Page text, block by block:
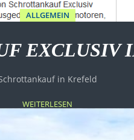
ALLGEMEIN
EXCLUSIV
in Krefeld
WEITERLESEN